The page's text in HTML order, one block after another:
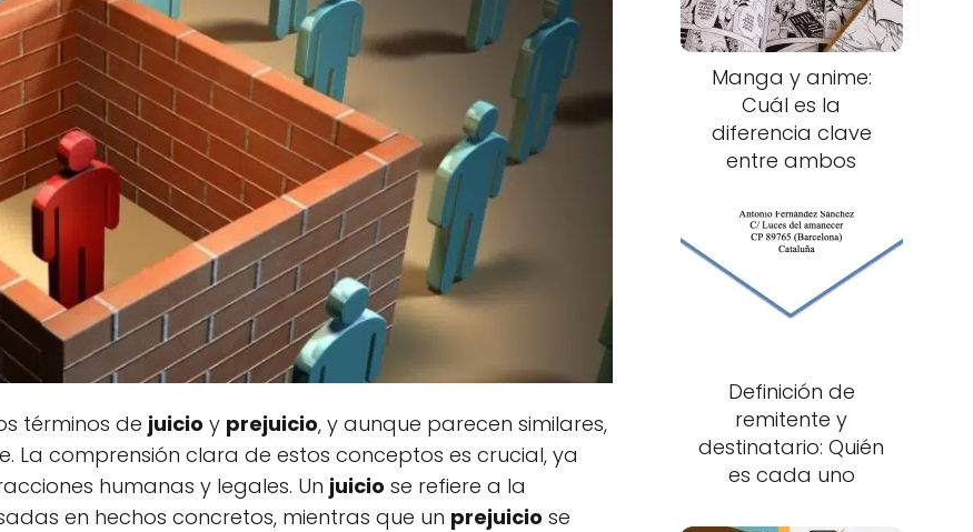
términos de juicio y prejuicio, y aunque parecen similares,
La comprensión clara de estos conceptos es crucial, ya
humanas y legales. Un juicio se refiere a la
en hechos concretos, mientras que un prejuicio se
Manga y anime:
Cuál es la
diferencia clave
entre ambos
Definición de
remitente y
destinatario: Quién
es cada uno